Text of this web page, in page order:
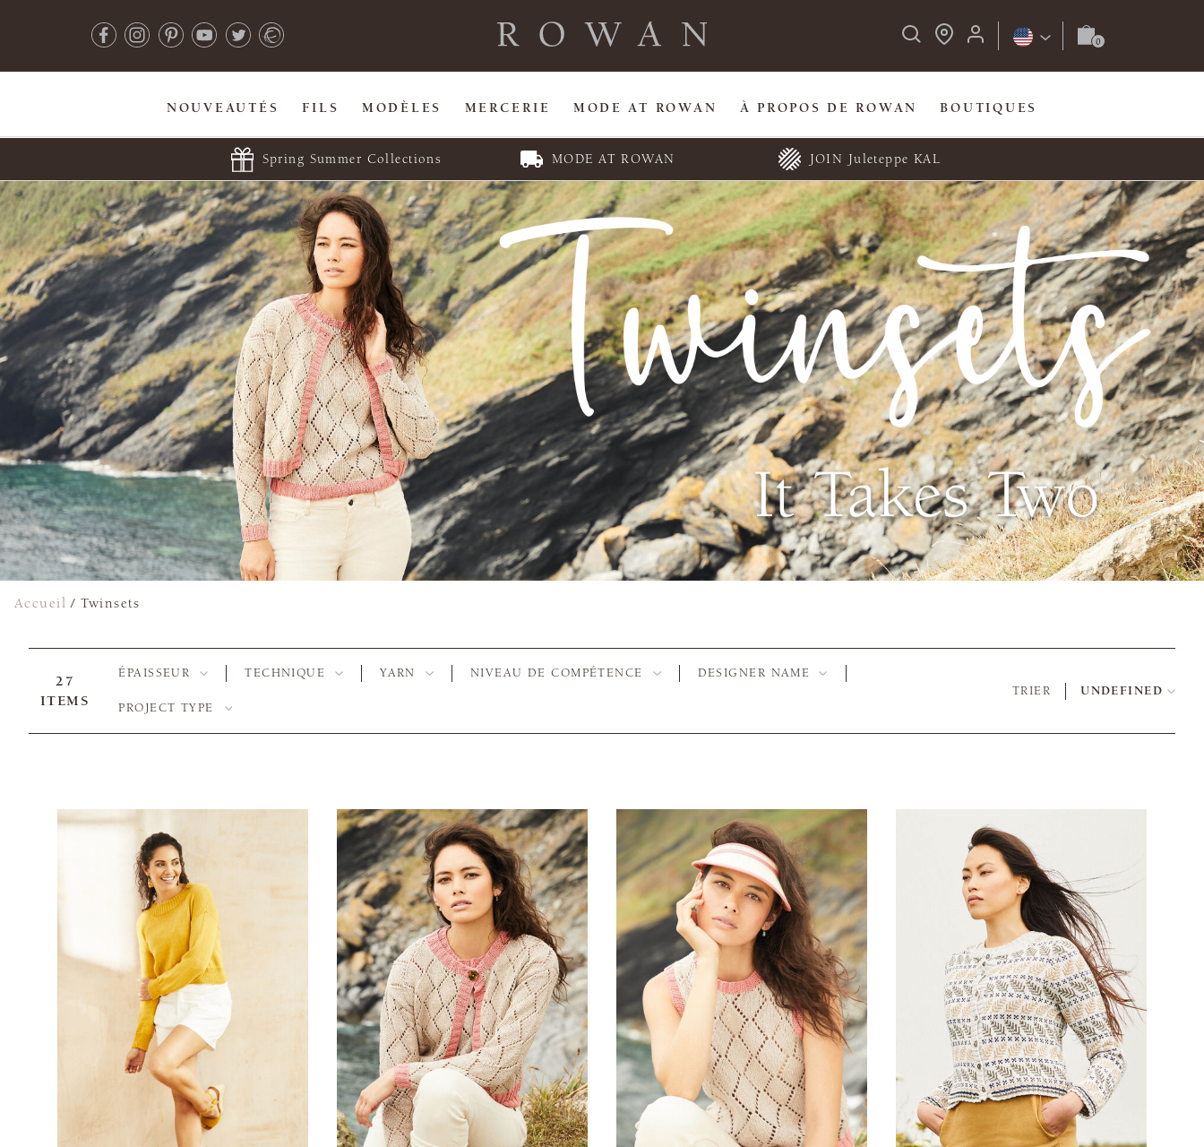
NOUVEAUTÉS FILS MODÈLES MERCERIE MODE AT ROWAN À PROPOS DE ROWAN BOUTIQUES
Spring Summer Collections MODE AT ROWAN JOIN Juleteppe KAL
Accueil /Twinsets
27
ITEMS
ÉPAISSEUR TECHNIQUE YARN NIVEAU DE COMPÉTENCE DESIGNER NAME
PROJECT TYPE
TRIER UNDEFINED